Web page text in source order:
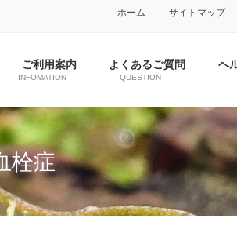
ホーム サイトマップ
ご利用案内
INFOMATION
よくあるご質問
QUESTION
ヘ
栓症